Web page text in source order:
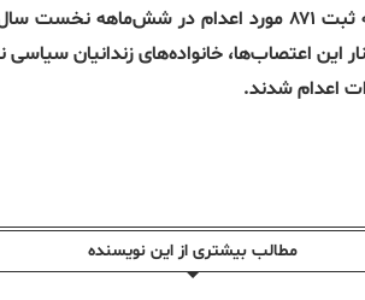
اعتصاب‌ها، خانواده‌های زندانیان
اعدام شدند.
مطالب بیشتری از این نویسندە